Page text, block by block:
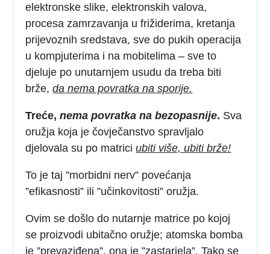
elektronske slike, elektronskih valova,
procesa zamrzavanja u frižiderima, kretanja
prijevoznih sredstava, sve do pukih operacija
u kompjuterima i na mobitelima – sve to
djeluje po unutarnjem usudu da treba biti
brže,da nema povratka na sporije.
Treće,nema povratka na bezopasnije. Sva
oružja koja je čovječanstvo spravljalo
djelovala su po matriciubiti više, ubiti brže!
To je taj ”morbidni nerv” povećanja
”efikasnosti” ili ”učinkovitosti” oružja.
Ovim se došlo do nutarnje matrice po kojoj
se proizvodi ubitačno oružje; atomska bomba
je ”prevaziđena”, ona je ”zastarjela”. Tako se